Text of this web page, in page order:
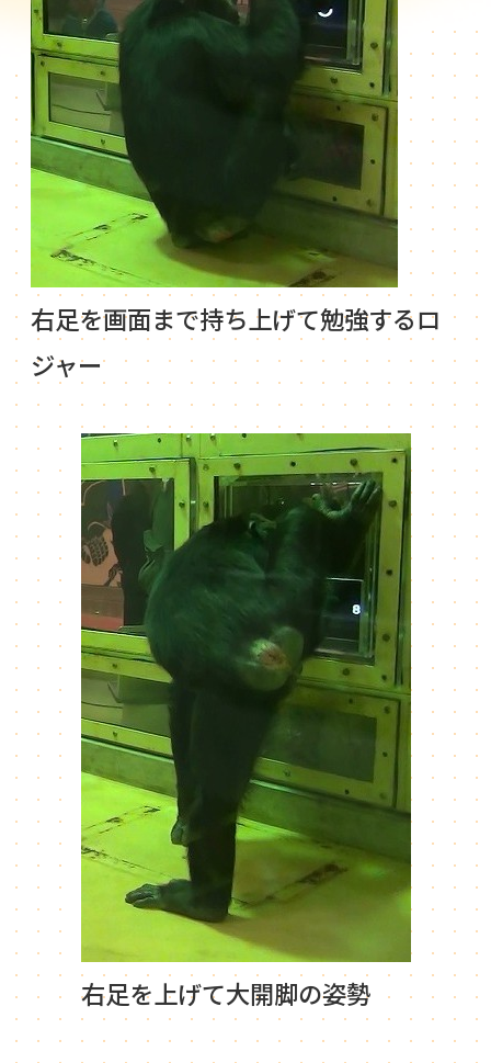
右足を画面まで持ち上げて勉強するロ
ジャー
右足を上げて大開脚の姿勢